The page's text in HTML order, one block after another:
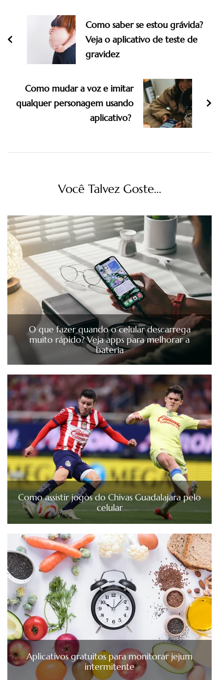
Como saber se estou grávida?
Veja o aplicativo de teste de
gravidez
Como mudar a voz e imitar
qualquer personagem usando
aplicativo?
Você Talvez Goste...
O que fazer quando o celular descarrega
muito rápido? Veja apps para melhorar a
bateria
Como assistir jogos do Chivas Guadalajara pelo
celular
Aplicativos gratuitos para monitorar jejum
intermitente